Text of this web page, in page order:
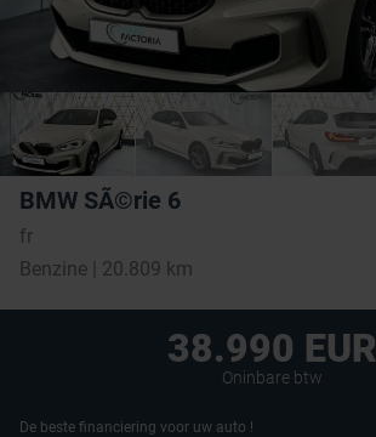
BMW SÃ©rie 6
fr
Benzine | 20.809 km
38.990 EUR
Oninbare btw
De beste financiering voor uw auto !